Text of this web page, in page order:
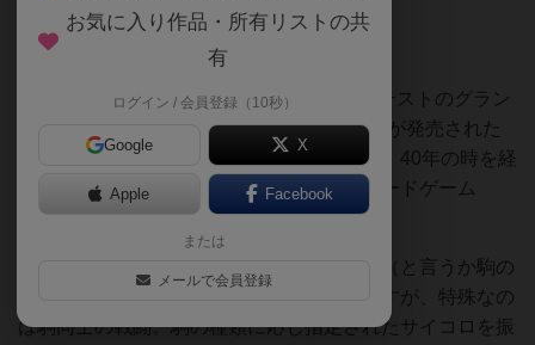
380名 5名 0 1年以上前
レーティングが非公開に設定されたユーザー
1983年の第1回アスキーソフトウェアコンテストのグラン
プリ受賞作であり翌1984年にSHARP X1版が発売された
往年の名作ゲーム「ボコスカウォーズ」が、40年の時を経
て原作者ラショウ氏のゲームデザインでボードゲーム
化！ それがこの「ボコスカチェス」です。
チェスとしては通常のチェスより駒の種類（と言うか駒の
移動範囲）が少ない簡易版と言った印象ですが、特殊なの
は駒同士の戦闘。駒の種類に応じ指定されたサイコロを振
お気に入り作品・所有リストの共
有
ログイン / 会員登録（10秒）
Google X
Apple Facebook
または
メールで会員登録